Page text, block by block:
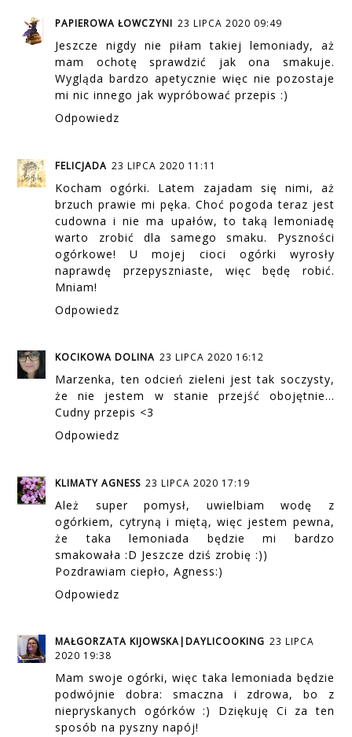
PAPIEROWA ŁOWCZYNI 23 LIPCA 2020 09:49
Jeszcze nigdy nie piłam takiej lemoniady, aż
mam ochotę sprawdzić jak ona smakuje.
Wygląda bardzo apetycznie więc nie pozostaje
mi nic innego jak wypróbować przepis :)
Odpowiedz
FELICJADA 23 LIPCA 2020 11:11
Kocham ogórki. Latem zajadam się nimi, aż
brzuch prawie mi pęka. Choć pogoda teraz jest
cudowna i nie ma upałów, to taką lemoniadę
warto zrobić dla samego smaku. Pyszności
ogórkowe! U mojej cioci ogórki wyrosły
naprawdę przepyszniaste, więc będę robić.
Mniam!
Odpowiedz
KOCIKOWA DOLINA 23 LIPCA 2020 16:12
Marzenka, ten odcień zieleni jest tak soczysty,
że nie jestem w stanie przejść obojętnie...
Cudny przepis <3
Odpowiedz
KLIMATY AGNESS 23 LIPCA 2020 17:19
Ależ super pomysł, uwielbiam wodę z
ogórkiem, cytryną i miętą, więc jestem pewna,
że taka lemoniada będzie mi bardzo
smakowała :D Jeszcze dziś zrobię :))
Pozdrawiam ciepło, Agness:)
Odpowiedz
MAŁGORZATA KIJOWSKA|DAYLICOOKING 23 LIPCA
2020 19:38
Mam swoje ogórki, więc taka lemoniada będzie
podwójnie dobra: smaczna i zdrowa, bo z
niepryskanych ogórków :) Dziękuję Ci za ten
sposób na pyszny napój!